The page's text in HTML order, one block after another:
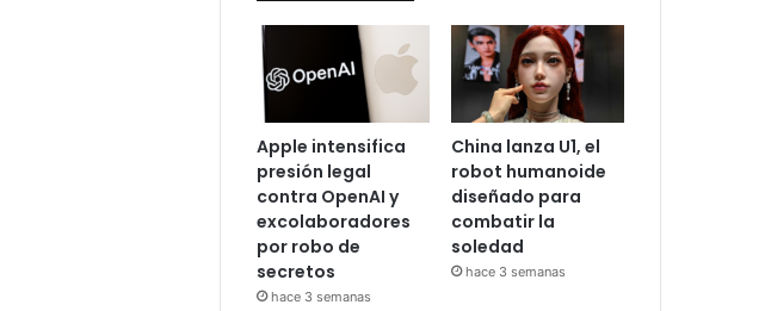
Apple intensifica
presión legal
contra OpenAI y
excolaboradores
por robo de
secretos
hace 3 semanas
China lanza U1, el
robot humanoide
diseñado para
combatir la
soledad
hace 3 semanas